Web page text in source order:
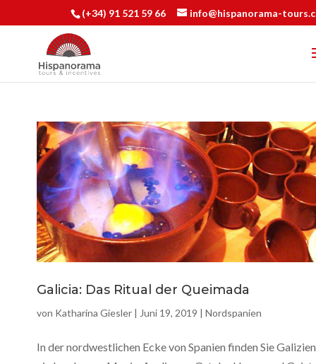
(+34) 91 521 59 66 info@hispanorama-
Galicia: Das Ritual der Queimada
von Katharina Giesler | Juni 19, 2019 | Nordspanien
In der nordwestlichen Ecke von Spanien finden Sie